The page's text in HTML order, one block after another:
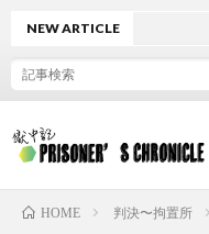
NEW ARTICLE
HOME 判決〜拘置所